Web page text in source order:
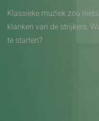
Klassieke muziek zou
klanken van de strijkers.
te starten?